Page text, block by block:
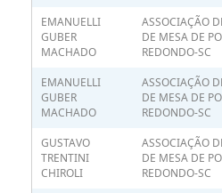
EMANUELLI
GUBER
MACHADO
ASSOCIAÇÃO
DE MESA DE
REDONDO-SC
EMANUELLI
GUBER
MACHADO
ASSOCIAÇÃO
DE MESA DE
REDONDO-SC
GUSTAVO
TRENTINI
CHIROLI
ASSOCIAÇÃO
DE MESA DE
REDONDO-SC